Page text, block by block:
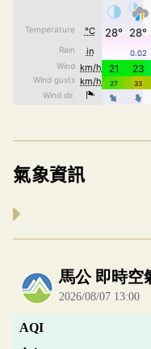
氣象資訊
內嵌空氣品質小